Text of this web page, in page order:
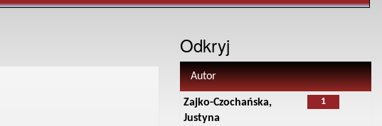
Odkryj
Autor
1
Zajko-Czochańska,
Justyna